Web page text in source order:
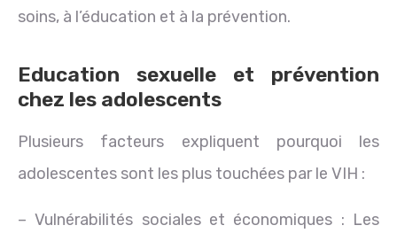
soins, à l’éducation et à la prévention.
Education sexuelle et prévention
chez les adolescents
Plusieurs facteurs expliquent pourquoi les
adolescentes sont les plus touchées par le VIH :
– Vulnérabilités sociales et économiques : Les